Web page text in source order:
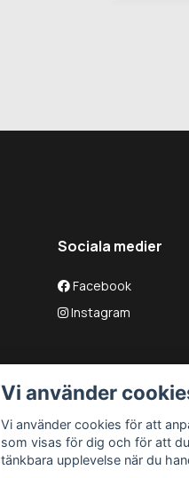
Sociala medier
Facebook
Instagram
Vi använder
Vi använder cookies för att
som visas för dig och för att
tänkbara upplevelse när du